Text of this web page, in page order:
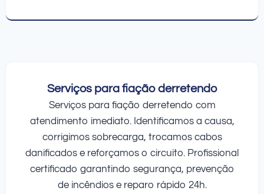
Serviços para fiação derretendo
Serviços para fiação derretendo com
atendimento imediato. Identificamos a causa,
corrigimos sobrecarga, trocamos cabos
danificados e reforçamos o circuito. Profissional
certificado garantindo segurança, prevenção
de incêndios e reparo rápido 24h.